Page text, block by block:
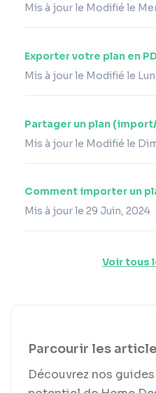
Mis à jour le Modifié le
Exporter votre plan en
Mis à jour le Modifié le Lun,
Partager un plan
Mis à jour le Modifié le
Comment importer un
Mis à jour le 29 Juin, 2024
Voir tous
Parcourir les
Découvrez nos